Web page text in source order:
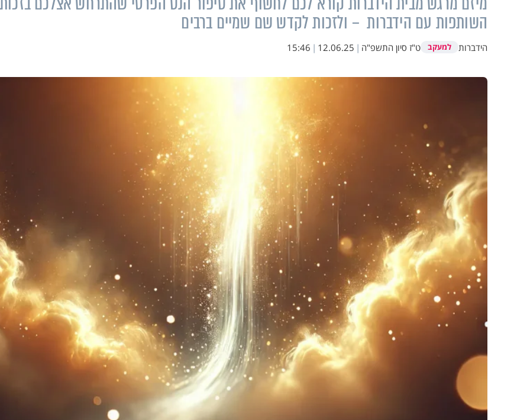
השותפות עם הידברות – ולזכות לקדש שם שמיים ברבים
הידברות למעקב ט"ז סיון התשפ"ה |
12.06.25
|
15:46